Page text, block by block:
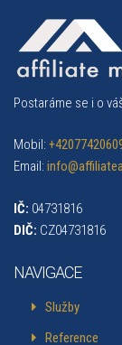
Postaráme se i o
Mobil:
Email:
IČ: 04731816
DIČ: CZ04731816
NAVIGACE
Služby
Reference